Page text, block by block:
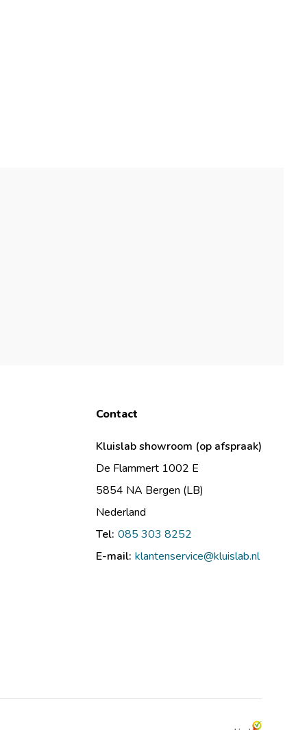
Contact
Kluislab showroom (op afspraak)
De Flammert 1002 E
5854 NA Bergen (LB)
Nederland
Tel: 085 303 8252
E-mail: klantenservice@kluislab.nl